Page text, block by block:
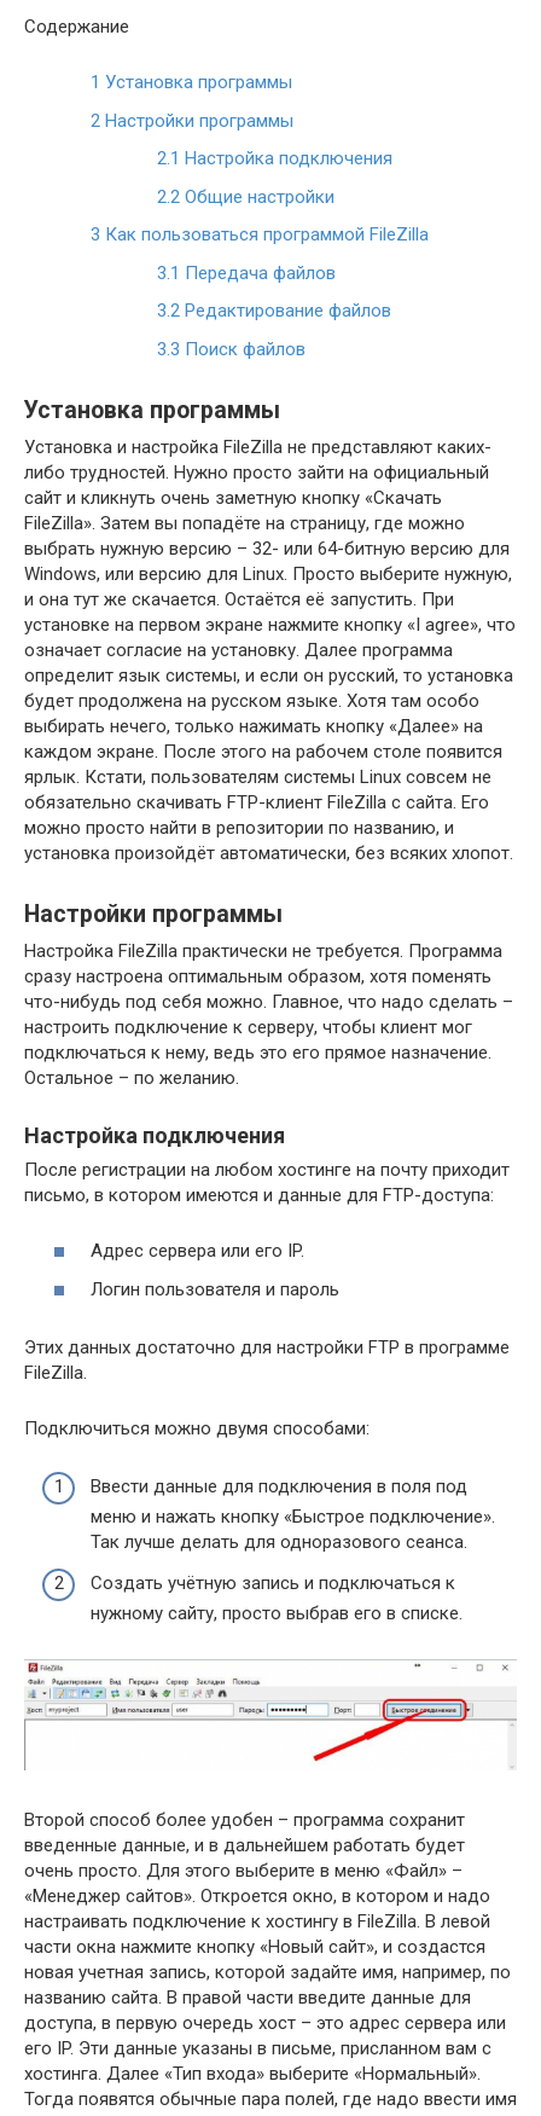
Содержание
1 Установка программы
2 Настройки программы
2.1 Настройка подключения
2.2 Общие настройки
3 Как пользоваться программой FileZilla
3.1 Передача файлов
3.2 Редактирование файлов
3.3 Поиск файлов
Установка программы
Установка и настройка FileZilla не представляют каких-
либо трудностей. Нужно просто зайти на официальный
сайт и кликнуть очень заметную кнопку «Скачать
FileZilla». Затем вы попадёте на страницу, где можно
выбрать нужную версию – 32- или 64-битную версию для
Windows, или версию для Linux. Просто выберите нужную,
и она тут же скачается. Остаётся её запустить. При
установке на первом экране нажмите кнопку «I agree», что
означает согласие на установку. Далее программа
определит язык системы, и если он русский, то установка
будет продолжена на русском языке. Хотя там особо
выбирать нечего, только нажимать кнопку «Далее» на
каждом экране. После этого на рабочем столе появится
ярлык. Кстати, пользователям системы Linux совсем не
обязательно скачивать FTP-клиент FileZilla с сайта. Его
можно просто найти в репозитории по названию, и
установка произойдёт автоматически, без всяких хлопот.
Настройки программы
Настройка FileZilla практически не требуется. Программа
сразу настроена оптимальным образом, хотя поменять
что-нибудь под себя можно. Главное, что надо сделать –
настроить подключение к серверу, чтобы клиент мог
подключаться к нему, ведь это его прямое назначение.
Остальное – по желанию.
Настройка подключения
После регистрации на любом хостинге на почту приходит
письмо, в котором имеются и данные для FTP-доступа:
Адрес сервера или его IP.
Логин пользователя и пароль
Этих данных достаточно для настройки FTP в программе
FileZilla.
Подключиться можно двумя способами:
Ввести данные для подключения в поля под
меню и нажать кнопку «Быстрое подключение».
Так лучше делать для одноразового сеанса.
Создать учётную запись и подключаться к
нужному сайту, просто выбрав его в списке.
Второй способ более удобен – программа сохранит
введенные данные, и в дальнейшем работать будет
очень просто. Для этого выберите в меню «Файл» –
«Менеджер сайтов». Откроется окно, в котором и надо
настраивать подключение к хостингу в FileZilla. В левой
части окна нажмите кнопку «Новый сайт», и создастся
новая учетная запись, которой задайте имя, например, по
названию сайта. В правой части введите данные для
доступа, в первую очередь хост – это адрес сервера или
его IP. Эти данные указаны в письме, присланном вам с
хостинга. Далее «Тип входа» выберите «Нормальный».
Тогда появятся обычные пара полей, где надо ввести имя